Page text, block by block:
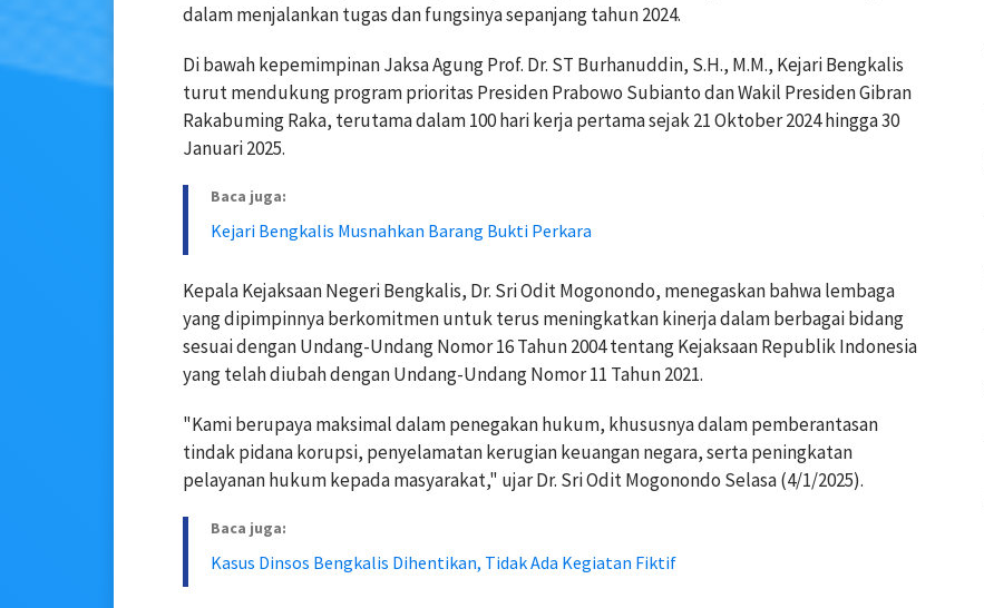
dalam menjalankan tugas dan fungsinya sepanjang tahun 2024.
Di bawah kepemimpinan Jaksa Agung Prof. Dr. ST Burhanuddin, S.H., M.M., Kejari Bengkalis
turut mendukung program prioritas Presiden Prabowo Subianto dan Wakil Presiden Gibran
Rakabuming Raka, terutama dalam 100 hari kerja pertama sejak 21 Oktober 2024 hingga 30
Januari 2025.
Baca juga:
Kejari Bengkalis Musnahkan Barang Bukti Perkara
Kepala Kejaksaan Negeri Bengkalis, Dr. Sri Odit Mogonondo, menegaskan bahwa lembaga
yang dipimpinnya berkomitmen untuk terus meningkatkan kinerja dalam berbagai bidang
sesuai dengan Undang-Undang Nomor 16 Tahun 2004 tentang Kejaksaan Republik Indonesia
yang telah diubah dengan Undang-Undang Nomor 11 Tahun 2021.
"Kami berupaya maksimal dalam penegakan hukum, khususnya dalam pemberantasan
tindak pidana korupsi, penyelamatan kerugian keuangan negara, serta peningkatan
pelayanan hukum kepada masyarakat," ujar Dr. Sri Odit Mogonondo Selasa (4/1/2025).
Baca juga:
Kasus Dinsos Bengkalis Dihentikan, Tidak Ada Kegiatan Fiktif